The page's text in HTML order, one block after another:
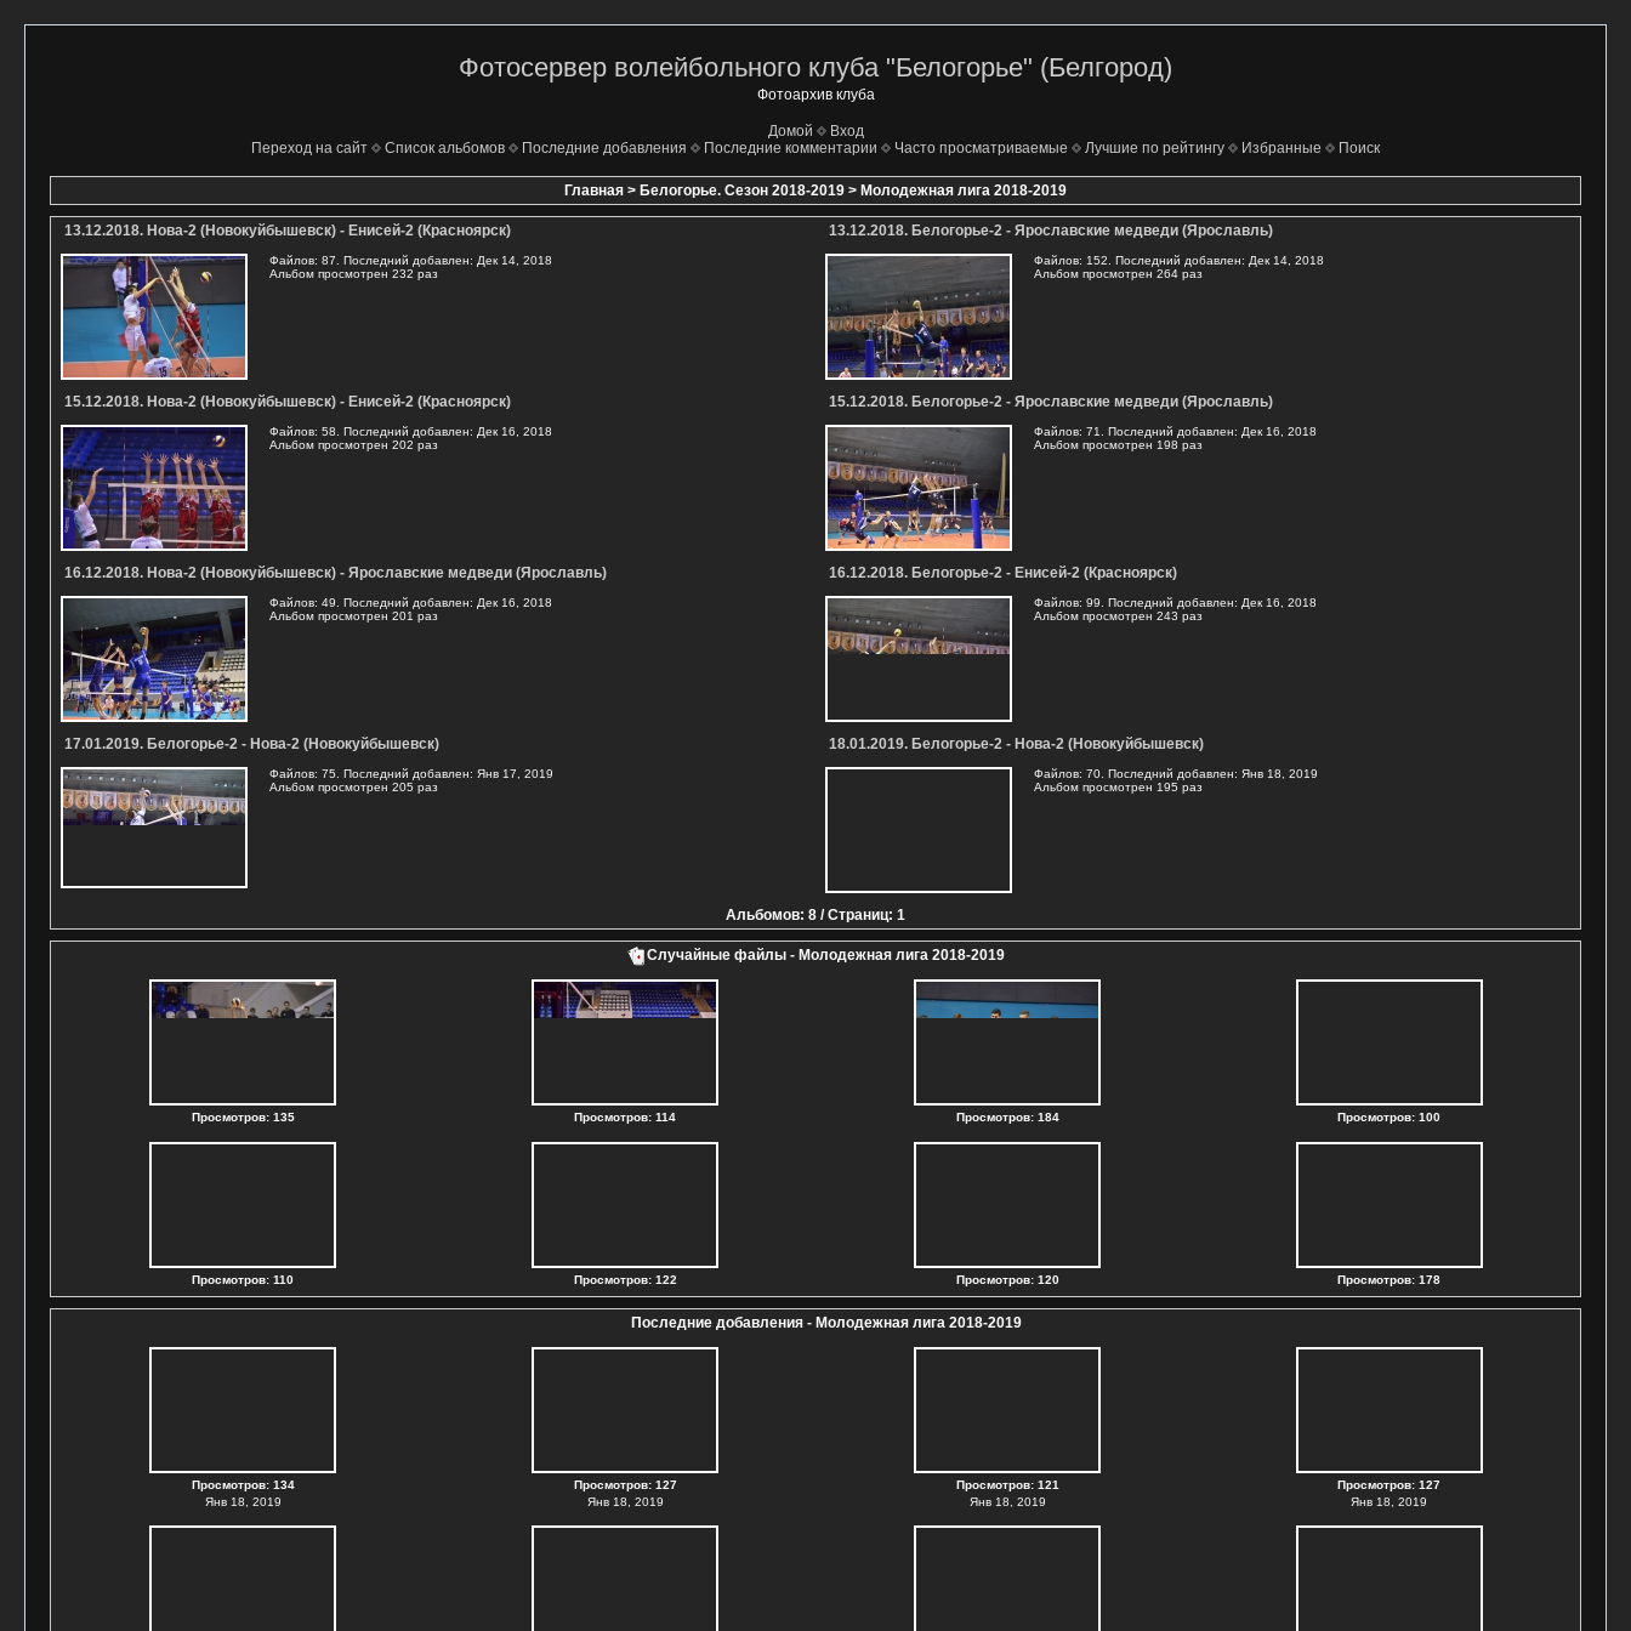
Фотосервер волейбольного клуба "Белогорье" (Белгород)
Фотоархив клуба
Домой
Вход
Переход на сайт
Список альбомов Последние добавления Последние комментарии Часто просматриваемые Лучшие по рейтингу Избранные Поиск
Главная > Белогорье. Сезон 2018-2019 > Молодежная лига 2018-2019
13.12.2018. Нова-2 (Новокуйбышевск) - Енисей-2 (Красноярск)
Файлов: 87. Последний добавлен: Дек 14, 2018
Альбом просмотрен 232 раз
13.12.2018. Белогорье-2 - Ярославские медведи (Ярославль)
Файлов: 152. Последний добавлен: Дек 14, 2018
Альбом просмотрен 264 раз
15.12.2018. Нова-2 (Новокуйбышевск) - Енисей-2 (Красноярск)
Файлов: 58. Последний добавлен: Дек 16, 2018
Альбом просмотрен 202 раз
15.12.2018. Белогорье-2 - Ярославские медведи (Ярославль)
Файлов: 71. Последний добавлен: Дек 16, 2018
Альбом просмотрен 198 раз
16.12.2018. Нова-2 (Новокуйбышевск) - Ярославские медведи (Ярославль)
Файлов: 49. Последний добавлен: Дек 16, 2018
Альбом просмотрен 201 раз
16.12.2018. Белогорье-2 - Енисей-2 (Красноярск)
Файлов: 99. Последний добавлен: Дек 16, 2018
Альбом просмотрен 243 раз
17.01.2019. Белогорье-2 - Нова-2 (Новокуйбышевск)
Файлов: 75. Последний добавлен: Янв 17, 2019
Альбом просмотрен 205 раз
18.01.2019. Белогорье-2 - Нова-2 (Новокуйбышевск)
Файлов: 70. Последний добавлен: Янв 18, 2019
Альбом просмотрен 195 раз
Альбомов: 8 / Страниц: 1
Случайные файлы - Молодежная лига 2018-2019
Просмотров: 135 Просмотров: 114 Просмотров: 184 Просмотров: 100
Просмотров: 110 Просмотров: 122 Просмотров: 120 Просмотров: 178
Последние добавления - Молодежная лига 2018-2019
Просмотров: 134
Янв 18, 2019
Просмотров: 127
Янв 18, 2019
Просмотров: 121
Янв 18, 2019
Просмотров: 127
Янв 18, 2019